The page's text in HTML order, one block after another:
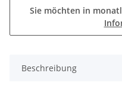
Sie möchten in
Beschreibung